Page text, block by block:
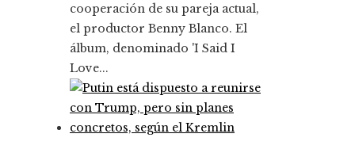
cooperación de su pareja actual,
el productor Benny Blanco. El
álbum, denominado 'I Said I
Love...